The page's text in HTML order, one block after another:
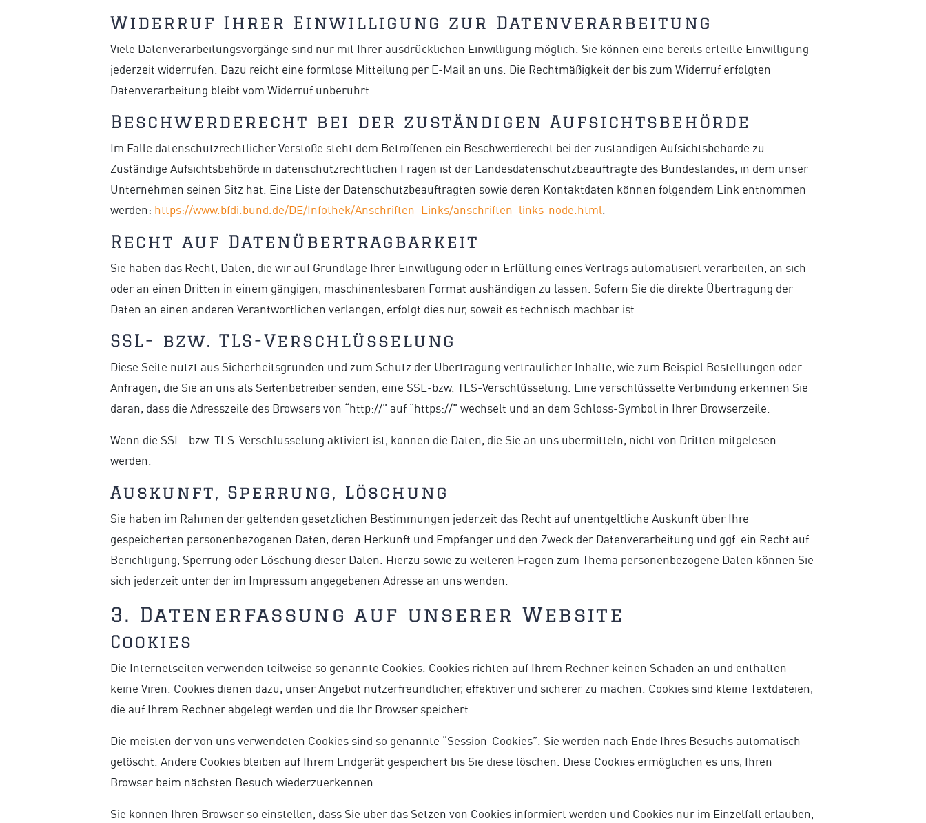
Widerruf Ihrer Einwilligung zur Datenverarbeitung
Viele Datenverarbeitungsvorgänge sind nur mit Ihrer ausdrücklichen Einwilligung möglich. Sie können eine bereits erteilte Einwilligung
jederzeit widerrufen. Dazu reicht eine formlose Mitteilung per E-Mail an uns. Die Rechtmäßigkeit der bis zum Widerruf erfolgten
Datenverarbeitung bleibt vom Widerruf unberührt.
Beschwerderecht bei der zuständigen Aufsichtsbehörde
Im Falle datenschutzrechtlicher Verstöße steht dem Betroffenen ein Beschwerderecht bei der zuständigen Aufsichtsbehörde zu.
Zuständige Aufsichtsbehörde in datenschutzrechtlichen Fragen ist der Landesdatenschutzbeauftragte des Bundeslandes, in dem unser
Unternehmen seinen Sitz hat. Eine Liste der Datenschutzbeauftragten sowie deren Kontaktdaten können folgendem Link entnommen
werden: https://www.bfdi.bund.de/DE/Infothek/Anschriften_Links/anschriften_links-node.html
Recht auf Datenübertragbarkeit
Sie haben das Recht, Daten, die wir auf Grundlage Ihrer Einwilligung oder in Erfüllung eines Vertrags automatisiert verarbeiten, an sich
oder an einen Dritten in einem gängigen, maschinenlesbaren Format aushändigen zu lassen. Sofern Sie die direkte Übertragung der
Daten an einen anderen Verantwortlichen verlangen, erfolgt dies nur, soweit es technisch machbar ist.
SSL- bzw. TLS-Verschlüsselung
Diese Seite nutzt aus Sicherheitsgründen und zum Schutz der Übertragung vertraulicher Inhalte, wie zum Beispiel Bestellungen oder
Anfragen, die Sie an uns als Seitenbetreiber senden, eine SSL-bzw. TLS-Verschlüsselung. Eine verschlüsselte Verbindung erkennen Sie
daran, dass die Adresszeile des Browsers von “http://” auf “https://” wechselt und an dem Schloss-Symbol in Ihrer Browserzeile.
Wenn die SSL- bzw. TLS-Verschlüsselung aktiviert ist, können die Daten, die Sie an uns übermitteln, nicht von Dritten mitgelesen
werden.
Auskunft, Sperrung, Löschung
Sie haben im Rahmen der geltenden gesetzlichen Bestimmungen jederzeit das Recht auf unentgeltliche Auskunft über Ihre
gespeicherten personenbezogenen Daten, deren Herkunft und Empfänger und den Zweck der Datenverarbeitung und ggf. ein Recht auf
Berichtigung, Sperrung oder Löschung dieser Daten. Hierzu sowie zu weiteren Fragen zum Thema personenbezogene Daten können Sie
sich jederzeit unter der im Impressum angegebenen Adresse an uns wenden.
3. Datenerfassung auf unserer Website
Cookies
Die Internetseiten verwenden teilweise so genannte Cookies. Cookies richten auf Ihrem Rechner keinen Schaden an und enthalten
keine Viren. Cookies dienen dazu, unser Angebot nutzerfreundlicher, effektiver und sicherer zu machen. Cookies sind kleine Textdateien,
die auf Ihrem Rechner abgelegt werden und die Ihr Browser speichert.
Die meisten der von uns verwendeten Cookies sind so genannte “Session-Cookies”. Sie werden nach Ende Ihres Besuchs automatisch
gelöscht. Andere Cookies bleiben auf Ihrem Endgerät gespeichert bis Sie diese löschen. Diese Cookies ermöglichen es uns, Ihren
Browser beim nächsten Besuch wiederzuerkennen.
Sie können Ihren Browser so einstellen, dass Sie über das Setzen von Cookies informiert werden und Cookies nur im Einzelfall erlauben,